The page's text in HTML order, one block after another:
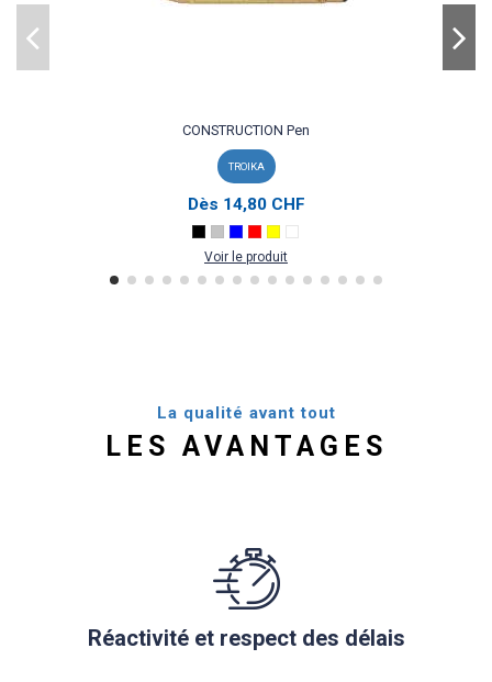
CONSTRUCTION Pen
TROIKA
Dès 14,80 CHF
Voir le produit
La qualité avant tout
LES AVANTAGES
Réactivité et respect des délais